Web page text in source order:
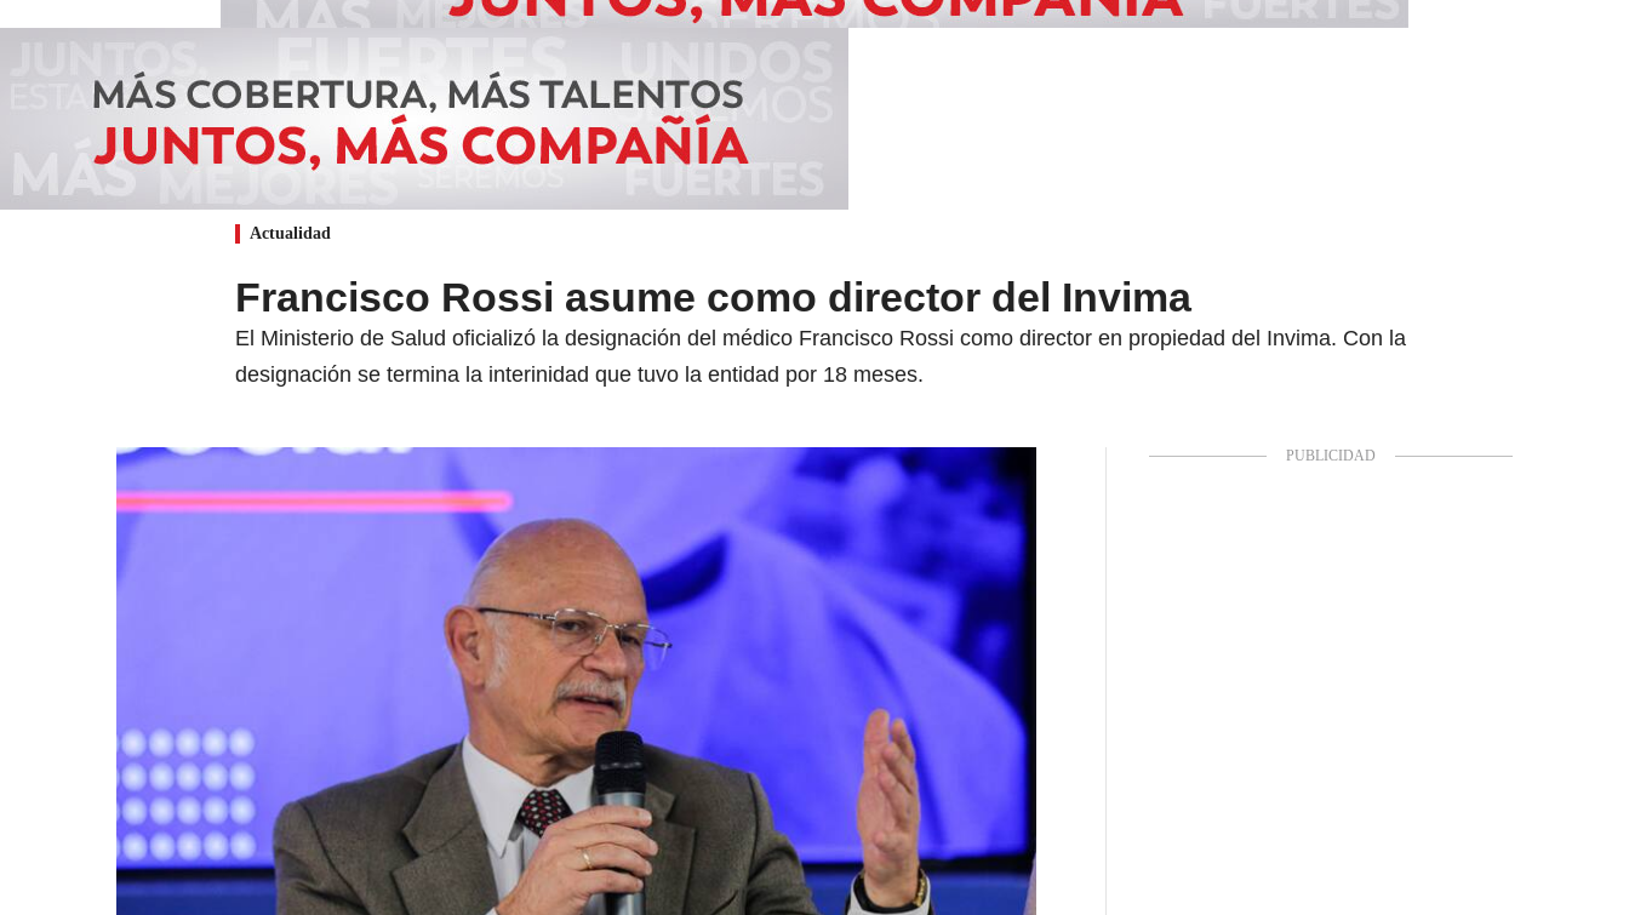
Actualidad
Francisco Rossi asume como director del Invima
El Ministerio de Salud oficializó la designación del médico Francisco Rossi como director en propiedad del Invima. Con la
designación se termina la interinidad que tuvo la entidad por 18 meses.